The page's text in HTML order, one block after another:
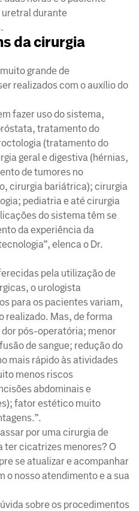
uretral durante
da cirurgia
grande de
realizados com o auxílio do
fazer uso do sistema,
tratamento do
(tratamento do
geral e digestiva (hérnias,
de tumores no
cirurgia bariátrica); cirurgia
pediatria e até cirurgia
do sistema têm se
da experiência da
elenca o Dr.
pela utilização de
o urologista
para os pacientes variam,
realizado. Mas, de forma
pós-operatória; menor
de sangue; redução do
mais rápido às atividades
menos riscos
abdominais e
fator estético muito
por uma cirurgia de
ter cicatrizes menores? O
se atualizar e acompanhar
o nosso atendimento e a sua
sobre os procedimentos